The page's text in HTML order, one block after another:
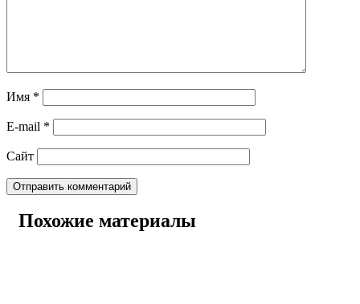
Имя *
E-mail *
Сайт
Похожие материалы